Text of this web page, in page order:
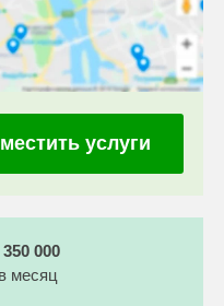
услуги
000
месяц